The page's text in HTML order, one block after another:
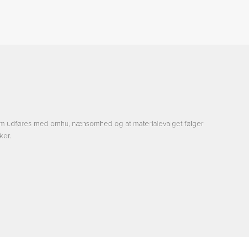
udføres med omhu, nænsomhed og at materialevalget følger